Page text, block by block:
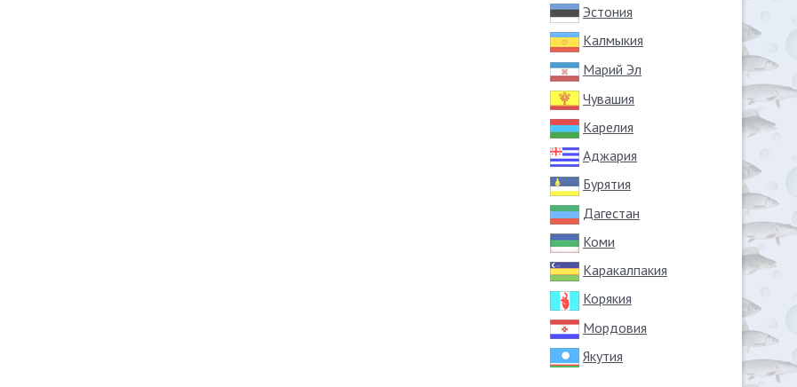
Эстония
Калмыкия
Марий Эл
Чувашия
Карелия
Аджария
Бурятия
Дагестан
Коми
Каракалпакия
Корякия
Мордовия
Якутия